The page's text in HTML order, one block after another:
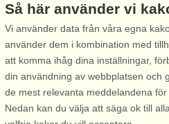
Stugnr: 8020
8 personer, 65 m²
300 m till sjö/hav:.
Så här använder vi
Vi använder data från våra egna
använder dem i kombination med
att komma ihåg dina inställningar,
din användning av webbplatsen och
de mest relevanta meddelandena för
Nedan kan du välja att säga ok till